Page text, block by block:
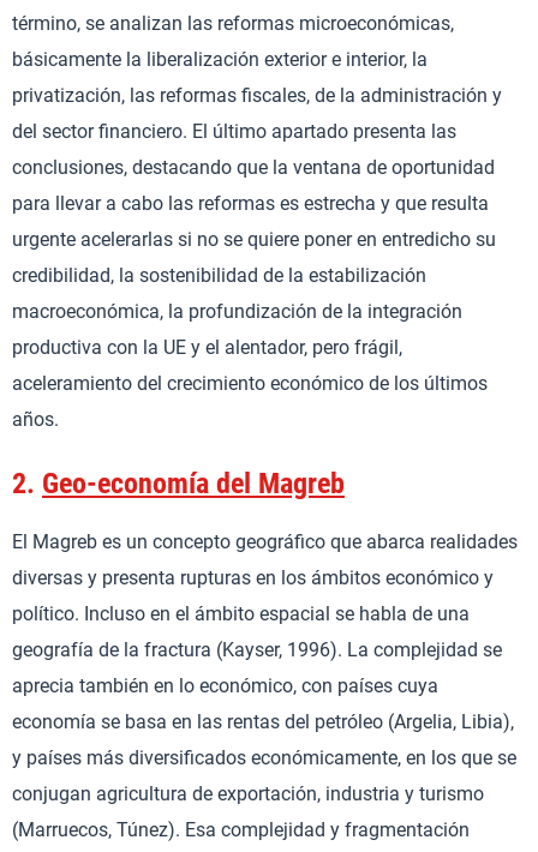
término, se analizan las reformas microeconómicas,
básicamente la liberalización exterior e interior, la
privatización, las reformas fiscales, de la administración y
del sector financiero. El último apartado presenta las
conclusiones, destacando que la ventana de oportunidad
para llevar a cabo las reformas es estrecha y que resulta
urgente acelerarlas si no se quiere poner en entredicho su
credibilidad, la sostenibilidad de la estabilización
macroeconómica, la profundización de la integración
productiva con la UE y el alentador, pero frágil,
aceleramiento del crecimiento económico de los últimos
años.
2. Geo-economía del Magreb
El Magreb es un concepto geográfico que abarca realidades
diversas y presenta rupturas en los ámbitos económico y
político. Incluso en el ámbito espacial se habla de una
geografía de la fractura (Kayser, 1996). La complejidad se
aprecia también en lo económico, con países cuya
economía se basa en las rentas del petróleo (Argelia, Libia),
y países más diversificados económicamente, en los que se
conjugan agricultura de exportación, industria y turismo
(Marruecos, Túnez). Esa complejidad y fragmentación